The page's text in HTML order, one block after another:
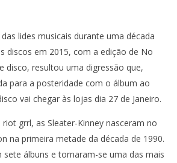
lides musicais durante uma década
discos em 2015, com a edição de No
disco, resultou uma digressão que,
para a posteridade com o álbum ao
vai chegar às lojas dia 27 de Janeiro.
grrl, as Sleater-Kinney nasceram no
na primeira metade da década de 1990.
sete álbuns e tornaram-se uma das mais